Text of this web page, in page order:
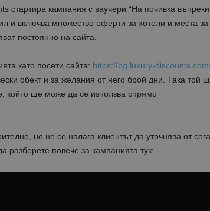
стартира кампания с ваучери “На почивка въпреки
и включва множество оферти за хотели и места за
постоянно на сайта.
като посети сайта: https://bg.luxury-
обект и за желания от него брой дни. Така той
който ще може да се използва спрямо
но не се налага клиентът да уточнява от сега
разберете повече за кампанията тук: